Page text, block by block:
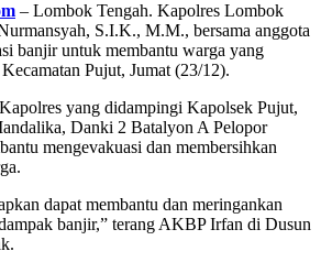
– Lombok Tengah. Kapolres Lombok
S.I.K., M.M., bersama anggota
banjir untuk membantu warga yang
Pujut, Jumat (23/12).
yang didampingi Kapolsek Pujut,
Danki 2 Batalyon A Pelopor
mengevakuasi dan membersihkan
dapat membantu dan meringankan
banjir,” terang AKBP Irfan di Dusun